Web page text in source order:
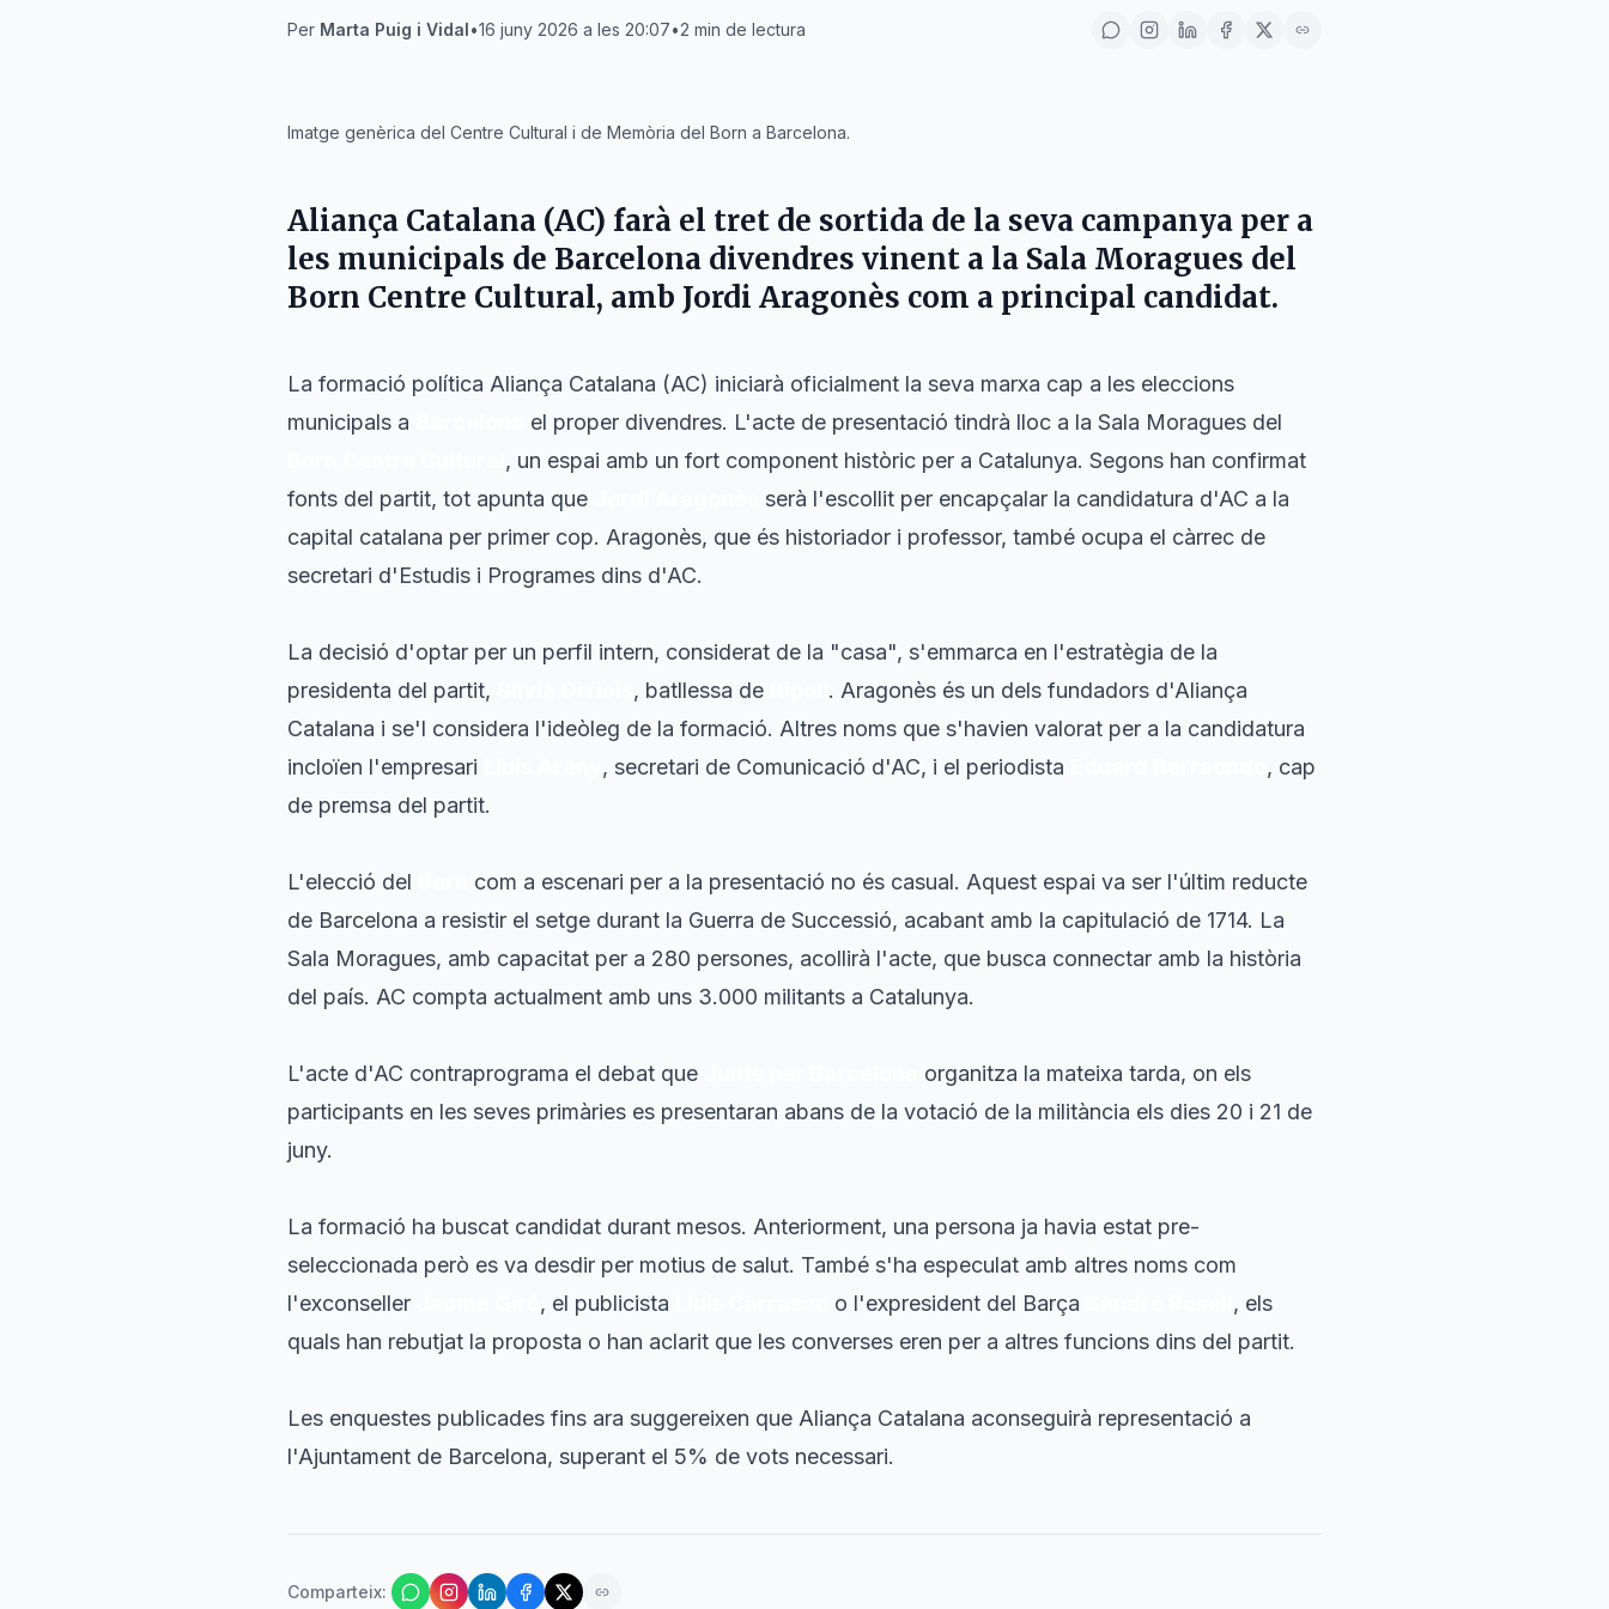
Per Marta Puig i Vidal•16 juny 2026 a les 20:07•2 min de lectura
Imatge genèrica del Centre Cultural i de Memòria del Born a Barcelona.
Aliança Catalana (AC) farà el tret de sortida de la seva campanya per a
les municipals de Barcelona divendres vinent a la Sala Moragues del
Born Centre Cultural, amb Jordi Aragonès com a principal candidat.
La formació política Aliança Catalana (AC) iniciarà oficialment la seva marxa cap a les eleccions
municipals a
el proper divendres. L'acte de presentació tindrà lloc a la Sala Moragues del
, un espai amb un fort component històric per a Catalunya. Segons han confirmat
fonts del partit, tot apunta que
serà l'escollit per encapçalar la candidatura d'AC a la
capital catalana per primer cop. Aragonès, que és historiador i professor, també ocupa el càrrec de
secretari d'Estudis i Programes dins d'AC.
La decisió d'optar per un perfil intern, considerat de la "casa", s'emmarca en l'estratègia de la
presidenta del partit,
, batllessa de
. Aragonès és un dels fundadors d'Aliança
Catalana i se'l considera l'ideòleg de la formació. Altres noms que s'havien valorat per a la candidatura
incloïen l'empresari
, secretari de Comunicació d'AC, i el periodista
, cap
de premsa del partit.
L'elecció del
com a escenari per a la presentació no és casual. Aquest espai va ser l'últim reducte
de Barcelona a resistir el setge durant la Guerra de Successió, acabant amb la capitulació de 1714. La
Sala Moragues, amb capacitat per a 280 persones, acollirà l'acte, que busca connectar amb la història
del país. AC compta actualment amb uns 3.000 militants a Catalunya.
L'acte d'AC contraprograma el debat que
organitza la mateixa tarda, on els
participants en les seves primàries es presentaran abans de la votació de la militància els dies 20 i 21 de
juny.
La formació ha buscat candidat durant mesos. Anteriorment, una persona ja havia estat pre-
seleccionada però es va desdir per motius de salut. També s'ha especulat amb altres noms com
l'exconseller
, el publicista o l'expresident del Barça
, els
quals han rebutjat la proposta o han aclarit que les converses eren per a altres funcions dins del partit.
Les enquestes publicades fins ara suggereixen que Aliança Catalana aconseguirà representació a
l'Ajuntament de Barcelona, superant el 5% de vots necessari.
Comparteix: